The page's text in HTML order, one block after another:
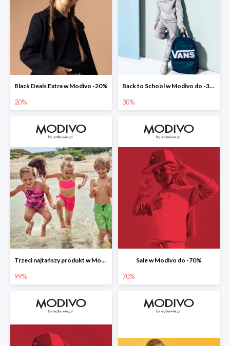
Black Deals Extra w Modivo -20%
20%
Back to School w Modivo do -30%
30%
Trzeci najtańszy produkt w Modivo -99%
99%
Sale w Modivo do -70%
70%